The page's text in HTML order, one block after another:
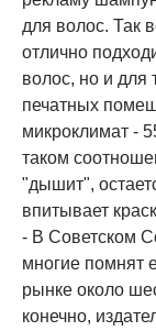
для волос. Так
отлично
волос, но и для
печатных
микроклимат -
таком
"дышит",
впитывает
- В Советском
многие помнят
рынке около
конечно,